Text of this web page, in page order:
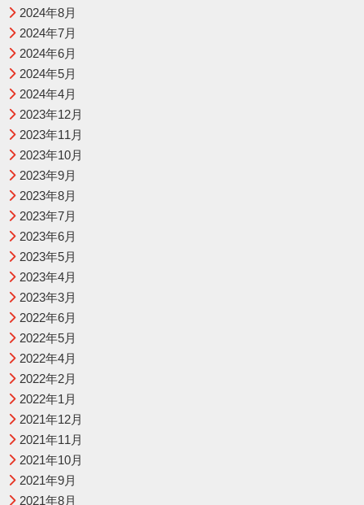
2024年8月
2024年7月
2024年6月
2024年5月
2024年4月
2023年12月
2023年11月
2023年10月
2023年9月
2023年8月
2023年7月
2023年6月
2023年5月
2023年4月
2023年3月
2022年6月
2022年5月
2022年4月
2022年2月
2022年1月
2021年12月
2021年11月
2021年10月
2021年9月
2021年8月